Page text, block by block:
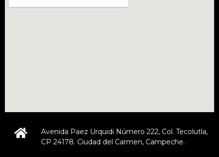
Avenida Paez Urquidi Número 222, Col. Tecolutla,
CP 24178. Ciudad del Carmen, Campeche.